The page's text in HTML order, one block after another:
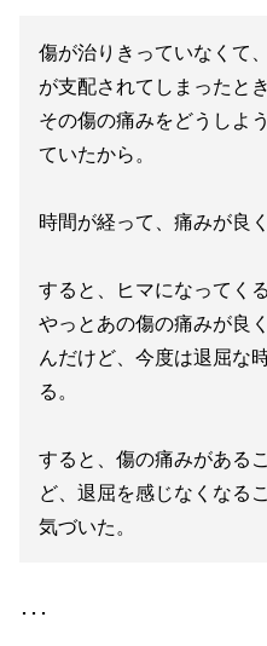
傷が治りきっていなくて
が支配されてしまったと
その傷の痛みをどうしよ
ていたから。
時間が経って、痛みが良
すると、ヒマになってくる
やっとあの傷の痛みが良
んだけど、今度は退屈な
る。
すると、傷の痛みがある
ど、退屈を感じなくなる
気づいた。
･･･